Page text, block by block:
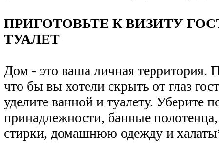
ПРИГОТОВЬТЕ К ВИЗИТУ
ТУАЛЕТ
Дом - это ваша личная территория.
что бы вы хотели скрыть от глаз
уделите ванной и туалету. Уберите
принадлежности, банные
стирки, домашнюю одежду и